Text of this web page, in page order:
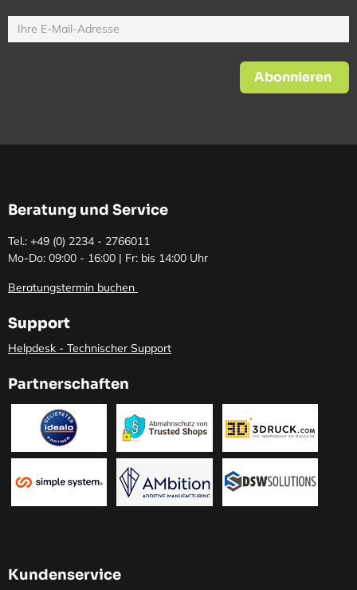
Abonnieren
Beratung und Service
Tel.: +49 (0) 2234 - 2766011
Mo-Do: 09:00 - 16:00 | Fr: bis 14:00 Uhr
Beratungstermin buchen
Support
Helpdesk - Technischer Support
Partnerschaften
Kundenservice